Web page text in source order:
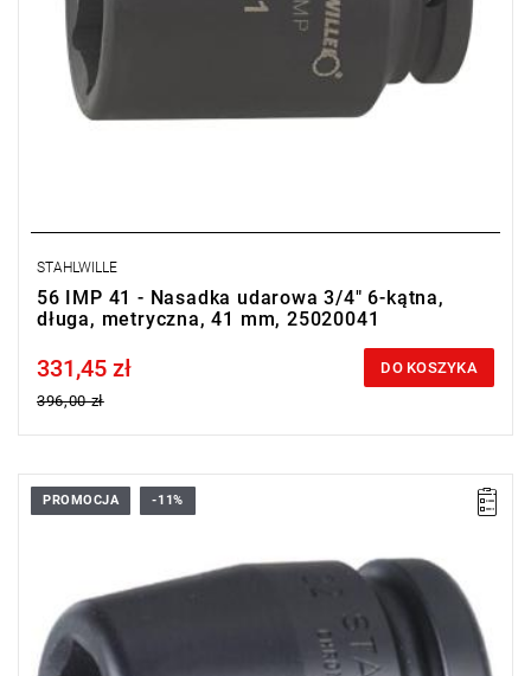
STAHLWILLE
56 IMP 41 - Nasadka udarowa 3/4" 6-kątna,
długa, metryczna, 41 mm, 25020041
Price tax included
331,45 zł
396,00 zł
DO KOSZYKA
PROMOCJA -11%